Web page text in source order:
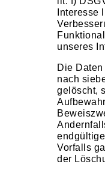
Interesse
unseres
Die
nach
gelöscht,
Vorfalls
der